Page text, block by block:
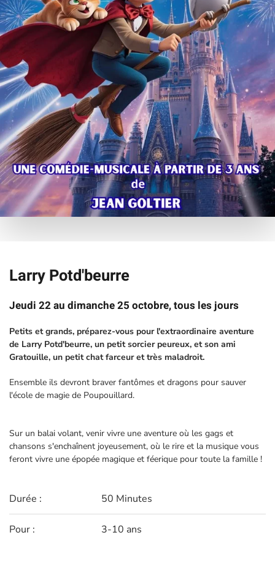
Larry Potd'beurre
Jeudi 22 au dimanche 25 octobre, tous les jours
Petits et grands, préparez-vous pour l'extraordinaire aventure
de Larry Potd'beurre, un petit sorcier peureux, et son ami
Gratouille, un petit chat farceur et très maladroit.
Ensemble ils devront braver fantômes et dragons pour sauver
l'école de magie de Poupouillard.
Sur un balai volant, venir vivre une aventure où les gags et
chansons s'enchaînent joyeusement, où le rire et la musique vous
feront vivre une épopée magique et féerique pour toute la famille !
Durée : 50 Minutes
Pour : 3-10 ans